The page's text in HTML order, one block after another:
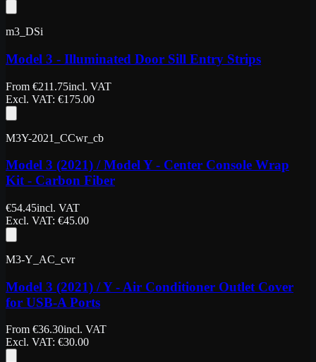
m3_DSi
Model 3 - Illuminated Door Sill Entry Strips
From €211.75incl. VAT
Excl. VAT: €175.00
M3Y-2021_CCwr_cb
Model 3 (2021) / Model Y - Center Console Wrap
Kit - Carbon Fiber
€54.45incl. VAT
Excl. VAT: €45.00
M3-Y_AC_cvr
Model 3 (2021) / Y - Air Conditioner Outlet Cover
for USB-A Ports
From €36.30incl. VAT
Excl. VAT: €30.00